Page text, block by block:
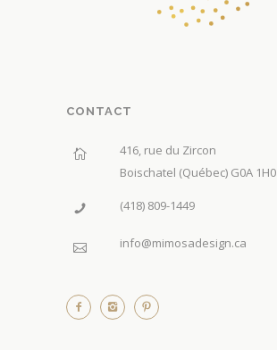
CONTACT
416, rue du Zircon
Boischatel (Québec) G0A 1H0
(418) 809-1449
info@mimosadesign.ca